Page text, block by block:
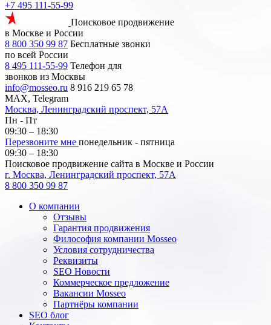
+7 495 111-55-99
Поисковое продвижение
в Москве и России
8 800 350 99 87 Бесплатные звонки
по всей России
8 495 111-55-99 Телефон для
звонков из Москвы
info@mosseo.ru 8 916 219 65 78
MAX, Telegram
Москва, Ленинградский проспект, 57А
Пн - Пт
09:30 – 18:30
Перезвоните мне понедельник - пятница
09:30 – 18:30
Поисковое продвижение сайта в Москве и России
г. Москва, Ленинградский проспект, 57А
8 800 350 99 87
О компании
Отзывы
Гарантия продвижения
Философия компании Mosseo
Условия сотрудничества
Реквизиты
SEO Новости
Коммерческое предложение
Вакансии Mosseo
Партнёры компании
SEO блог